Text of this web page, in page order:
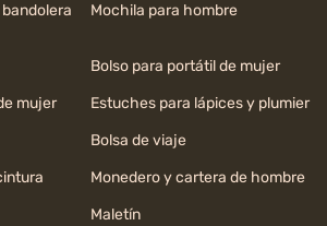
Mochila para hombre
Bolso para portátil de mujer
mujer
Estuches para lápices y plumier
Bolsa de viaje
Monedero y cartera de hombre
Maletín